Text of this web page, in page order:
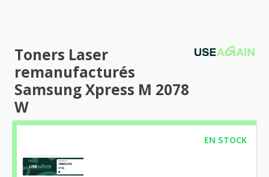
Toners Laser
remanufacturés
Samsung Xpress M 2078
W
EN STOCK